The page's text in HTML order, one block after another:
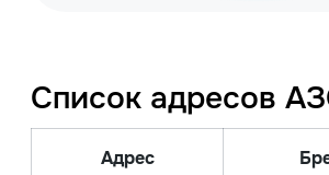
Список адресов
Адрес